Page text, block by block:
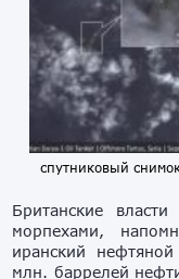
спутниковый
Британские
морпехами,
иранский
млн. баррелей